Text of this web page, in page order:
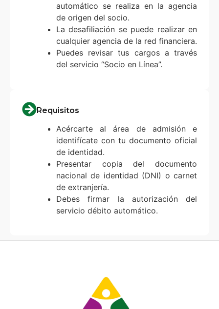
automático se realiza en la agencia
de origen del socio.
La desafiliación se puede realizar en
cualquier agencia de la red financiera.
Puedes revisar tus cargos a través
del servicio “Socio en Línea”.
Requisitos
Acércarte al área de admisión e
identifícate con tu documento oficial
de identidad.
Presentar copia del documento
nacional de identidad (DNI) o carnet
de extranjería.
Debes firmar la autorización del
servicio débito automático.